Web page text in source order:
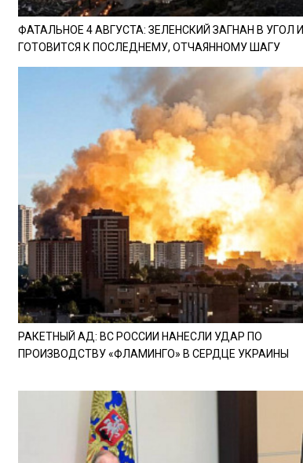
ФАТАЛЬНОЕ 4 АВГУСТА: ЗЕЛЕНСКИЙ ЗАГНАН В УГОЛ И
ГОТОВИТСЯ К ПОСЛЕДНЕМУ, ОТЧАЯННОМУ ШАГУ
РАКЕТНЫЙ АД: ВС РОССИИ НАНЕСЛИ УДАР ПО
ПРОИЗВОДСТВУ «ФЛАМИНГО» В СЕРДЦЕ УКРАИНЫ